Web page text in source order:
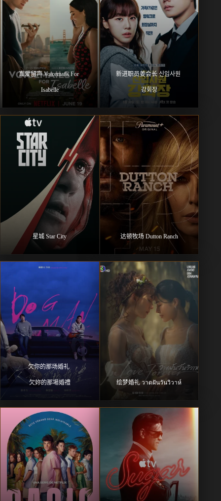
真爱留声 Voicemails For
Isabelle
新进职员姜会长 신입사원
강회장
星城 Star City 达顿牧场 Dutton Ranch
欠你的那场婚礼
欠妳的那場婚禮 绘梦婚礼 วาดฝันวันวิวาห์